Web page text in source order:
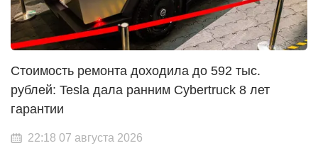
Стоимость ремонта доходила до 592 тыс.
рублей: Tesla дала ранним Cybertruck 8 лет
гарантии
22:18 07 августа 2026